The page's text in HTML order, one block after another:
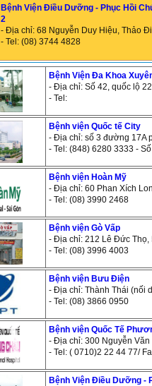
Bệnh Viện Điều Dưỡng - Phục Hồi
2
- Địa chỉ: 68 Nguyễn Duy Hiệu, Thảo
- Tel: (08) 3744 4828
Bệnh Viện Đa Khoa
- Địa chỉ: Số 42, quốc lộ
- Tel:
Bệnh viện Quốc tế City
- Địa chỉ: số 3 đường 17A
- Tel: (848) 6280 3333 -
Bệnh viện Hoàn Mỹ
- Địa chỉ: 60 Phan Xích
- Tel: (08) 3990 2468
Bệnh viện Gò Vấp
- Địa chỉ: 212 Lê Đức Thọ,
- Tel: (08) 3996 4003
Bệnh viện Bưu Điện
- Địa chỉ: Thành Thái (nối
- Tel: (08) 3866 0950
Bệnh viện Quốc Tế
- Địa chỉ: 300 Nguyễn Văn
- Tel: ( 0710)2 22 44 77/
Bệnh Viện Điều Dưỡng -